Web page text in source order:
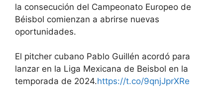
la consecución del Campeonato Europeo de
Béisbol comienzan a abrirse nuevas
oportunidades.
El pitcher cubano Pablo Guillén acordó para
lanzar en la Liga Mexicana de Beisbol en la
temporada de 2024.https://t.co/9qnjJprXRe